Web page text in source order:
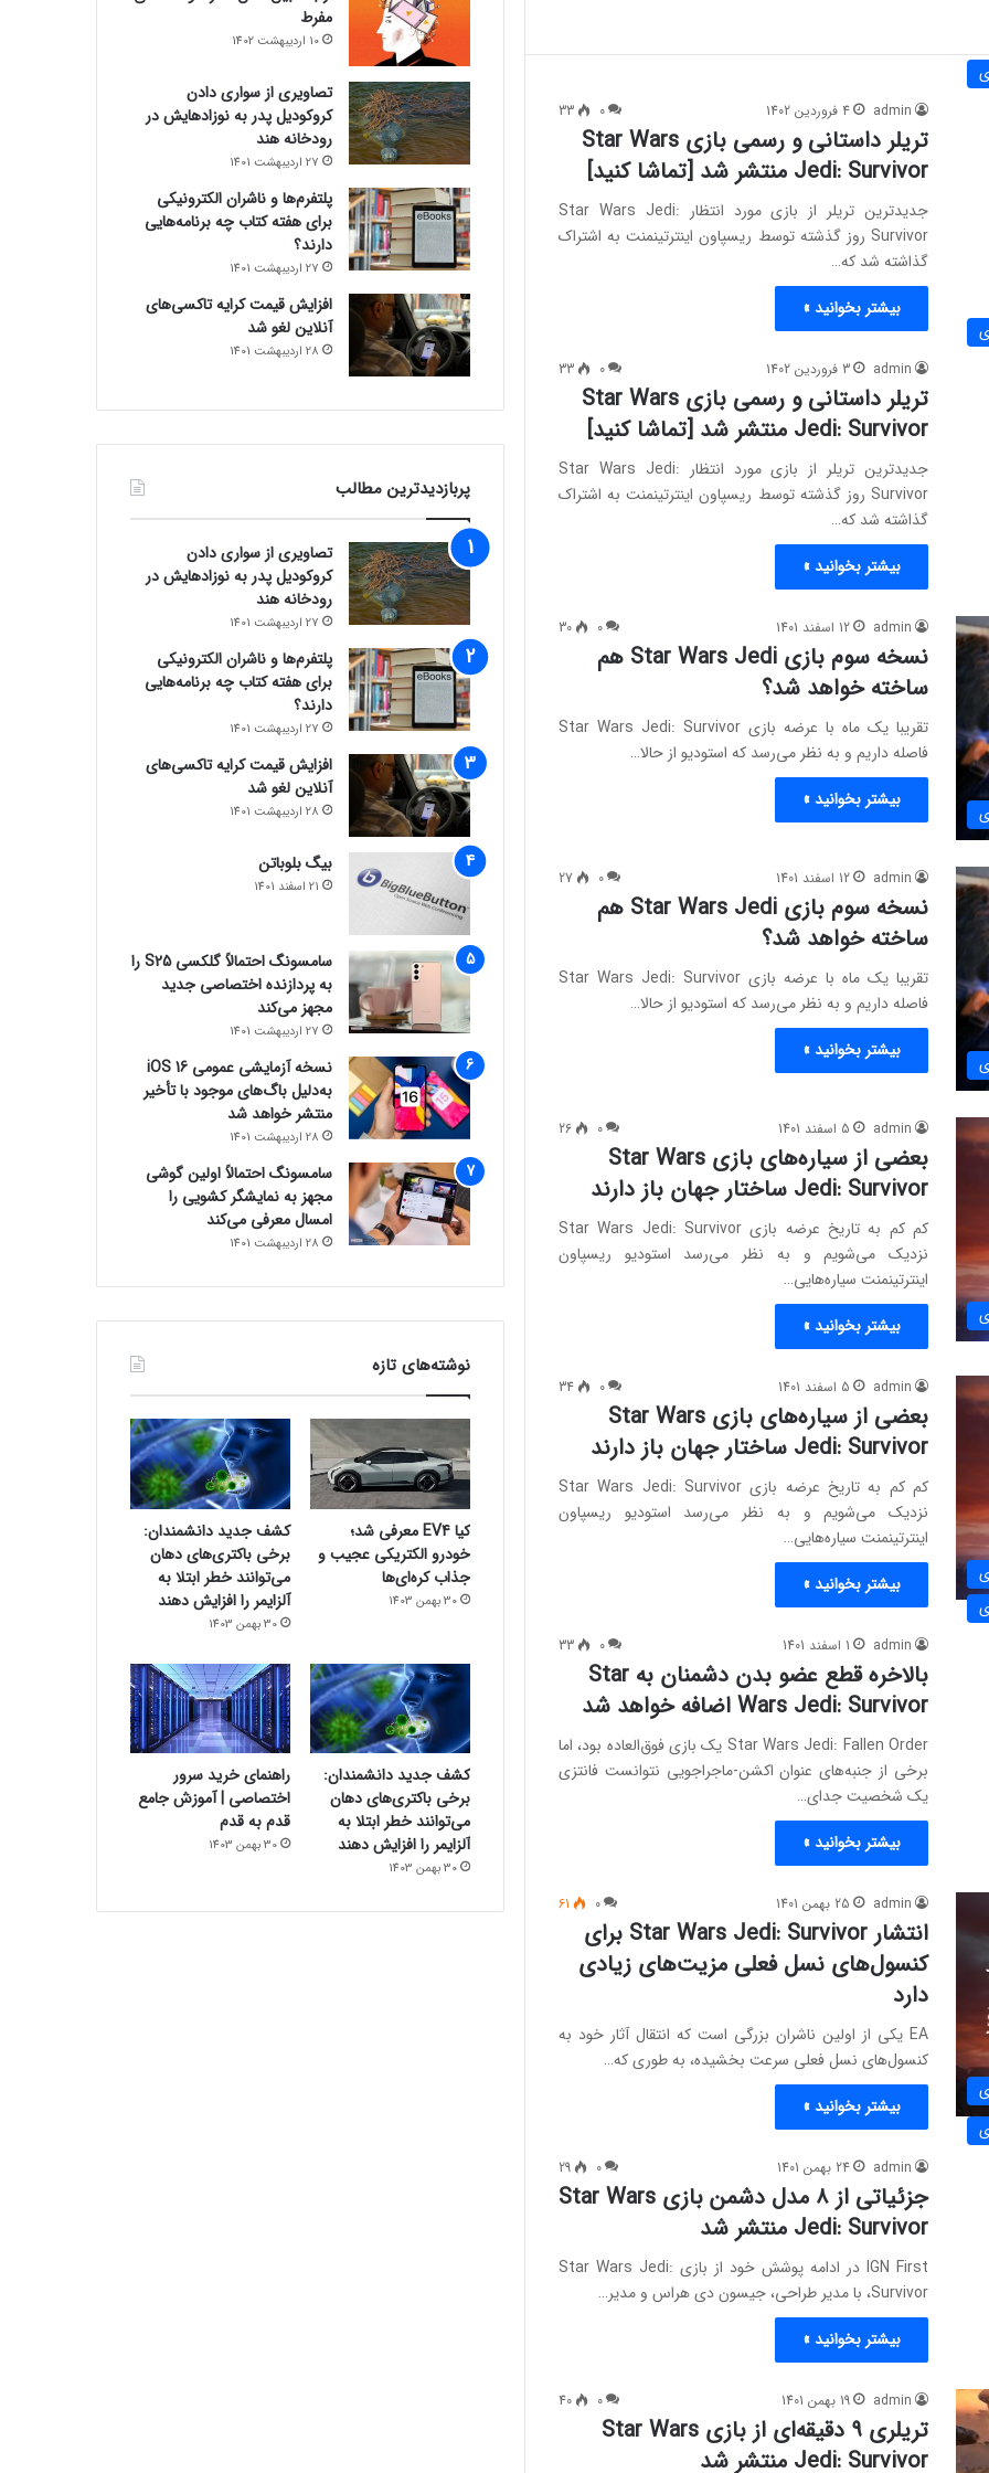
admin 4 فروردین 1402 0
33
تریلر داستانی و رسمی بازی Star Wars
Jedi: Survivor منتشر شد [تماشا کنید]
جدیدترین تریلر از بازی مورد انتظار Star Wars Jedi:
Survivor روز گذشته توسط ریسپاون اینترتینمنت به اشتراک
گذاشته شد که…
بیشتر بخوانید »
admin 3 فروردین 1402 0
33
تریلر داستانی و رسمی بازی Star Wars
Jedi: Survivor منتشر شد [تماشا کنید]
جدیدترین تریلر از بازی مورد انتظار Star Wars Jedi:
Survivor روز گذشته توسط ریسپاون اینترتینمنت به اشتراک
گذاشته شد که…
بیشتر بخوانید »
admin 12 اسفند 1401 0
30
نسخه سوم بازی Star Wars Jedi هم
ساخته خواهد شد؟
تقریبا یک ماه با عرضه بازی Star Wars Jedi: Survivor
فاصله داریم و به نظر می‌رسد که استودیو از حالا…
بیشتر بخوانید »
admin 12 اسفند 1401 0
27
نسخه سوم بازی Star Wars Jedi هم
ساخته خواهد شد؟
تقریبا یک ماه با عرضه بازی Star Wars Jedi: Survivor
فاصله داریم و به نظر می‌رسد که استودیو از حالا…
بیشتر بخوانید »
admin 5 اسفند 1401 0
26
بعضی از سیاره‌های بازی Star Wars
Jedi: Survivor ساختار جهان باز دارند
کم کم به تاریخ عرضه بازی Star Wars Jedi: Survivor
نزدیک می‌شویم و به نظر می‌رسد استودیو ریسپاون
اینترتینمنت سیاره‌هایی…
بیشتر بخوانید »
admin 5 اسفند 1401 0
34
بعضی از سیاره‌های بازی Star Wars
Jedi: Survivor ساختار جهان باز دارند
کم کم به تاریخ عرضه بازی Star Wars Jedi: Survivor
نزدیک می‌شویم و به نظر می‌رسد استودیو ریسپاون
اینترتینمنت سیاره‌هایی…
بیشتر بخوانید »
admin 1 اسفند 1401 0
33
بالاخره قطع عضو بدن دشمنان به Star
Wars Jedi: Survivor اضافه خواهد شد
Star Wars Jedi: Fallen Order یک بازی فوق‌العاده بود، اما
برخی از جنبه‌های عنوان اکشن-ماجراجویی نتوانست فانتزی
یک شخصیت جدای…
بیشتر بخوانید »
admin 25 بهمن 1401 0
61
انتشار Star Wars Jedi: Survivor برای
کنسول‌های نسل فعلی مزیت‌های زیادی
دارد
EA یکی از اولین ناشران بزرگی است که انتقال آثار خود به
کنسول‌های نسل فعلی سرعت بخشیده، به طوری که…
بیشتر بخوانید »
admin 24 بهمن 1401 0
29
جزئیاتی از ۸ مدل دشمن بازی Star Wars
Jedi: Survivor منتشر شد
IGN First در ادامه پوشش خود از بازی Star Wars Jedi:
Survivor، با مدیر طراحی، جیسون دی هراس و مدیر…
بیشتر بخوانید »
admin 19 بهمن 1401 0
40
تریلری ۹ دقیقه‌ای از بازی Star Wars
Jedi: Survivor منتشر شد
مفرط
10 اردیبهشت 1402
تصاویری از سواری دادن
کروکودیل پدر به نوزادهایش در
رودخانه هند
27 اردیبهشت 1401
پلتفرم‌ها و ناشران الکترونیکی
برای هفته کتاب چه برنامه‌هایی
دارند؟
27 اردیبهشت 1401
افزایش قیمت کرایه تاکسی‌های
آنلاین لغو شد
28 اردیبهشت 1401
پربازدیدترین مطالب
تصاویری از سواری دادن
کروکودیل پدر به نوزادهایش در
رودخانه هند
27 اردیبهشت 1401
پلتفرم‌ها و ناشران الکترونیکی
برای هفته کتاب چه برنامه‌هایی
دارند؟
27 اردیبهشت 1401
افزایش قیمت کرایه تاکسی‌های
آنلاین لغو شد
28 اردیبهشت 1401
بیگ بلوباتن
21 اسفند 1401
سامسونگ احتمالاً گلکسی S25 را
به پردازنده اختصاصی جدید
مجهز می‌کند
27 اردیبهشت 1401
نسخه آزمایشی عمومی iOS 16
به‌دلیل باگ‌های موجود با تأخیر
منتشر خواهد شد
28 اردیبهشت 1401
سامسونگ احتمالاً اولین گوشی
مجهز به نمایشگر کشویی را
امسال معرفی می‌کند
28 اردیبهشت 1401
نوشته‌های تازه
کیا EV4 معرفی شد؛
خودرو الکتریکی عجیب و
جذاب کره‌ای‌ها
30 بهمن 1403
کشف جدید دانشمندان:
برخی باکتری‌های دهان
می‌توانند خطر ابتلا به
آلزایمر را افزایش دهند
30 بهمن 1403
کشف جدید دانشمندان:
برخی باکتری‌های دهان
می‌توانند خطر ابتلا به
آلزایمر را افزایش دهند
30 بهمن 1403
راهنمای خرید سرور
اختصاصی | آموزش جامع
قدم به قدم
30 بهمن 1403